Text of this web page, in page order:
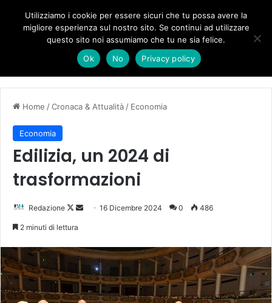
Forza Italia, il legnaghese Donà nella segreteria regionale
Home /Cronaca & Attualità / Economia
Economia
Edilizia, un 2024 di
trasformazioni
Redazione
Follow
Invia 16 Dicembre 2024 0 486
2 minuti di lettura
Utilizziamo i cookie per essere sicuri che tu possa avere la
migliore esperienza sul nostro sito. Se continui ad utilizzare
questo sito noi assumiamo che tu ne sia felice.
Ok
No Privacy policy